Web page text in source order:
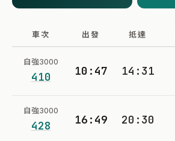
車次 出發 抵達
自強3000
410 10:47 14:31
自強3000
428 16:49 20:30